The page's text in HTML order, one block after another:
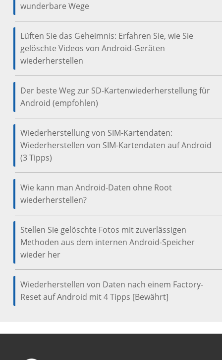
wunderbare Wege
Lüften Sie das Geheimnis: Erfahren Sie, wie Sie
gelöschte Videos von Android-Geräten
wiederherstellen
Der beste Weg zur SD-Kartenwiederherstellung für
Android (empfohlen)
Wiederherstellung von SIM-Kartendaten:
Wiederherstellen von SIM-Kartendaten auf Android
(3 Tipps)
Wie kann man Android-Daten ohne Root
wiederherstellen?
Stellen Sie gelöschte Fotos mit zuverlässigen
Methoden aus dem internen Android-Speicher
wieder her
Wiederherstellen von Daten nach einem Factory-
Reset auf Android mit 4 Tipps [Bewährt]